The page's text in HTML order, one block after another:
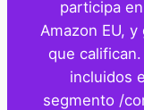
participa
Amazon EU,
que
incluidos
segmento /